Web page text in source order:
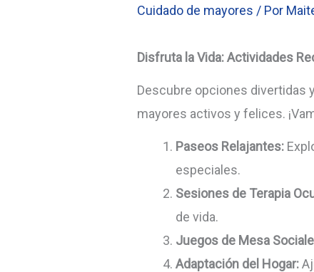
Cuidado de mayores / Por
Disfruta la Vida: Actividades
Descubre opciones divertidas
mayores activos y felices.
Paseos Relajantes:
especiales.
Sesiones de Terapia
de vida.
Juegos de Mesa
Adaptación del Hogar: